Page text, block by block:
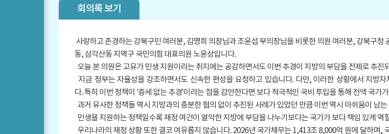
회의록 보기
사랑하고 존경하는 강북구민 여러분, 김명희 의장님과 조윤섭 부의장님을 비롯한 의원 여러분, 강북구
동, 삼각산동 지역구 국민의힘 대표의원 노윤상입니다.
오늘 본 의원은 고유가 민생 지원이라는 취지에는 공감하면서도 이번 추경이 지방의 부담을 전제로 추
지금 정부는 자율성을 강조하면서도 신속한 편성을 요청하고 있습니다. 다만, 이러한 상황에서 지방
다. 특히 이번 정책이 ‘증세 없는 추경’이라는 점을 감안한다면 보다 적극적인 국비 투입을 통해 전액 국
과거 유사한 정책들 역시 지방과의 충분한 협의 없이 추진된 사례가 있었던 만큼 이번 역시 아쉬움이 남
민생을 지원하는 정책일수록 재정 여건이 열악한 지방에 부담을 나누기보다는 국가가 보다 책임 있게 역
우리나라의 재정 상황 또한 결코 여유롭지 않습니다. 2026년 국가채무는 1,413조 8,000억 원에 달하며,